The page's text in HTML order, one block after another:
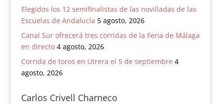
Elegidos los 12 semifinalistas de las novilladas de las
Escuelas de Andalucía 5 agosto, 2026
Canal Sur ofrecerá tres corridas de la Feria de Málaga
en directo 4 agosto, 2026
Corrida de toros en Utrera el 5 de septiembre 4
agosto, 2026
Carlos Crivell Charneco